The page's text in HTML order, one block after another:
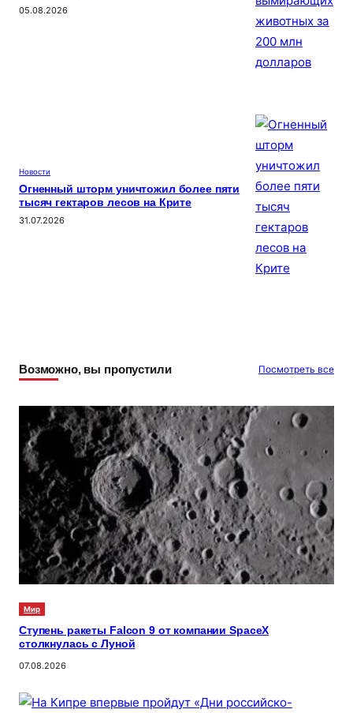
05.08.2026
Новости
Огненный шторм уничтожил более пяти
тысяч гектаров лесов на Крите
31.07.2026
Возможно, вы пропустили Посмотреть все
Мир
Ступень ракеты Falcon 9 от компании SpaceX
столкнулась с Луной
07.08.2026